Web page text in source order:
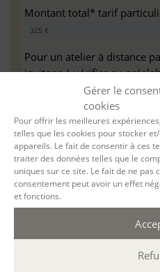
Gérer le
cookies
Pour offrir les meilleures
telles que les cookies pour stocker
appareils. Le fait de consentir à ces
traiter des données telles que le
uniques sur ce site. Le fait de ne pas
consentement peut avoir un effet
et fonctions.
Montant total* tarif
Pour un atelier à distance
invitons à vérifier au
configuration minimale
dans les meilleures
matérielle requise pour
Learn
Accessibilité : ALEPH-
personnes en situation de
d’un aménagement
à nous contacter en amont